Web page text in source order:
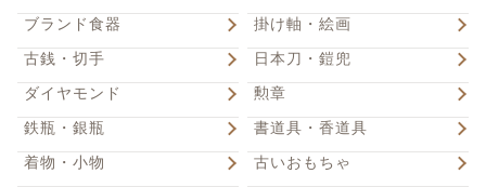
ブランド食器
掛け軸・絵画
古銭・切手
日本刀・鎧兜
ダイヤモンド
勲章
鉄瓶・銀瓶
書道具・香道具
着物・小物
古いおもちゃ